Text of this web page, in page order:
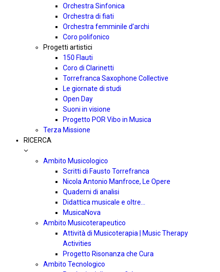
Orchestra Sinfonica
Orchestra di fiati
Orchestra femminile d’archi
Coro polifonico
Progetti artistici
150 Flauti
Coro di Clarinetti
Torrefranca Saxophone Collective
Le giornate di studi
Open Day
Suoni in visione
Progetto POR Vibo in Musica
Terza Missione
RICERCA
Ambito Musicologico
Scritti di Fausto Torrefranca
Nicola Antonio Manfroce, Le Opere
Quaderni di analisi
Didattica musicale e oltre…
MusicaNova
Ambito Musicoterapeutico
Attività di Musicoterapia | Music Therapy
Activities
Progetto Risonanza che Cura
Ambito Tecnologico